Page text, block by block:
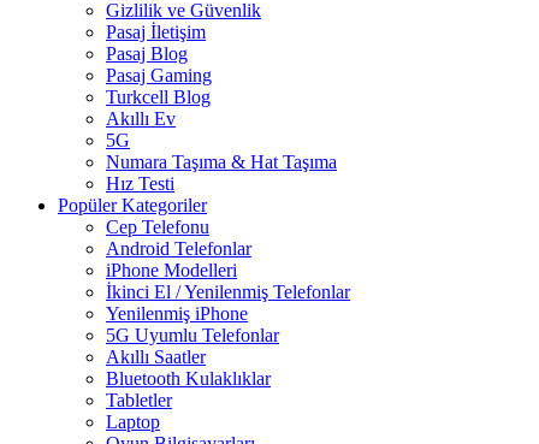
Gizlilik ve Güvenlik
Pasaj İletişim
Pasaj Blog
Pasaj Gaming
Turkcell Blog
Akıllı Ev
5G
Numara Taşıma & Hat Taşıma
Hız Testi
Popüler Kategoriler
Cep Telefonu
Android Telefonlar
iPhone Modelleri
İkinci El / Yenilenmiş Telefonlar
Yenilenmiş iPhone
5G Uyumlu Telefonlar
Akıllı Saatler
Bluetooth Kulaklıklar
Tabletler
Laptop